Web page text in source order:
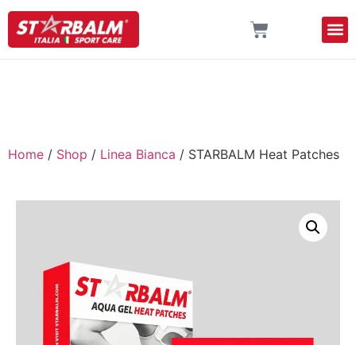
Home / Shop / Linea Bianca / STARBALM Heat Patches